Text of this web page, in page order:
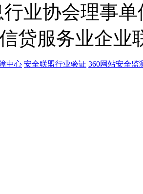
业协会理事
贷服务业企业
中心 安全联盟行业验证 360网站安全监